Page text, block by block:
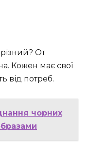
От
Кожен має свої
від потреб.
чорних